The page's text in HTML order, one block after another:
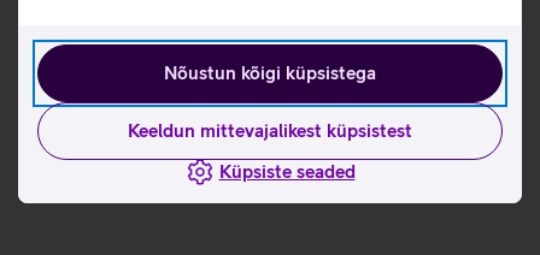
Nõustun kõigi küpsistega
Keeldun mittevajalikest küpsistest
Küpsiste seaded